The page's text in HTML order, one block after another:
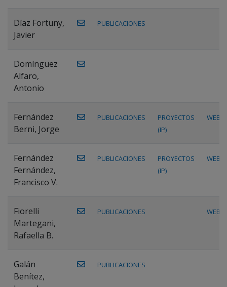
Díaz Fortuny,
Javier
PUBLICACIONES
Domínguez
Alfaro,
Antonio
Fernández
Berni, Jorge
PUBLICACIONES
PROYECTOS
(IP)
WEB
Fernández
Fernández,
Francisco V.
PUBLICACIONES
PROYECTOS
(IP)
WEB
Fiorelli
Martegani,
Rafaella B.
PUBLICACIONES WEB
Galán
Benítez,
PUBLICACIONES